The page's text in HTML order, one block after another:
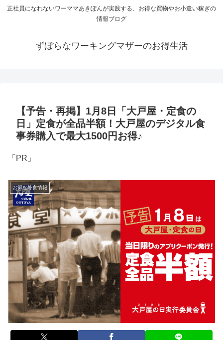
正社員になれないワーママあきぽんが実践する、お得な買物やお小遣い稼ぎの
情報ブログ
ずぼらなワーキングマザーのお得生活
【予告・再掲】1月8日「大戸屋・定食の
日」定食が全品半額！大戸屋のデジタル食
事券購入で最大1500円お得♪
「PR」
お得な外食情報